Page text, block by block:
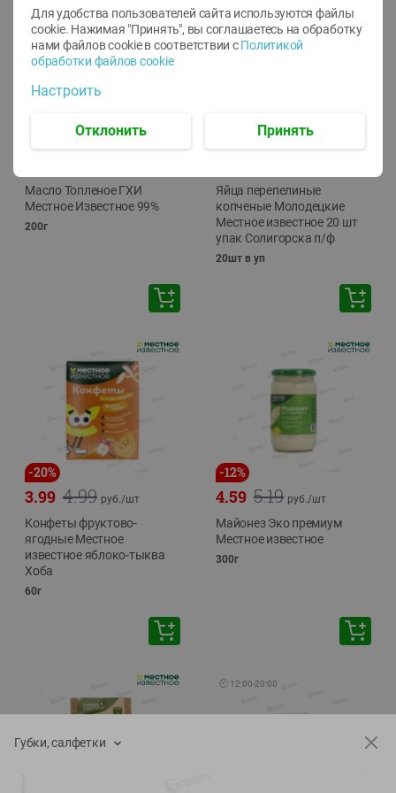
Масло Топленое ГХИ
Местное Известное 99%
200г
Яйца перепелиные
копченые Молодецкие
Местное известное 20 шт
упак Солигорска п/ф
20шт в уп
-20%
4.99
3.99 руб./шт
Конфеты фруктово-
ягодные Местное
известное яблоко-тыква
Хоба
60г
-12%
5.19
4.59 руб./шт
Майонез Эко премиум
Местное известное
300г
🕘 12:00-20:00
Губки, салфетки
Для удобства пользователей сайта используются файлы
cookie. Нажимая "Принять", вы соглашаетесь на обработку
нами файлов cookie в соответствии с Политикой
обработки файлов cookie
Настроить
Отклонить Принять